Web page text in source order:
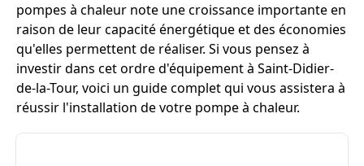
pompes à chaleur note une croissance importante en
raison de leur capacité énergétique et des économies
qu'elles permettent de réaliser. Si vous pensez à
investir dans cet ordre d'équipement à Saint-Didier-
de-la-Tour, voici un guide complet qui vous assistera à
réussir l'installation de votre pompe à chaleur.